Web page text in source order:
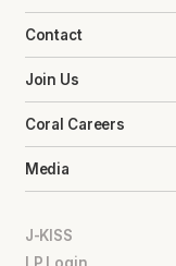
Contact
Join Us
Coral Careers
Media
J-KISS